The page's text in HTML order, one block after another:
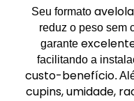
Seu formato
reduz o peso sem
garante
facilitando a
custo-benefício.
cupins, umidade,